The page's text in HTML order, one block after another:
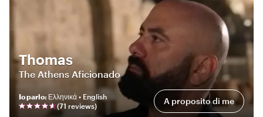
Thomas
The Athens Aficionado
Io parlo: Ελληνικά • English
(71 reviews) A proposito di me